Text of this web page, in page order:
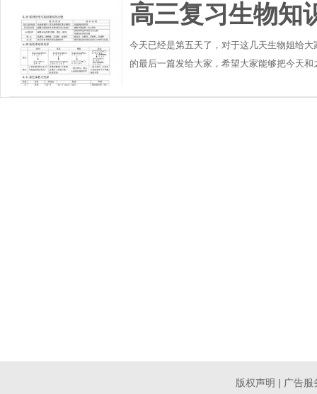
高三复习生物知
今天已经是第五天了，对于这几天生物姐给
的最后一篇发给大家，希望大家能够把今天
版权声明 | 广告服